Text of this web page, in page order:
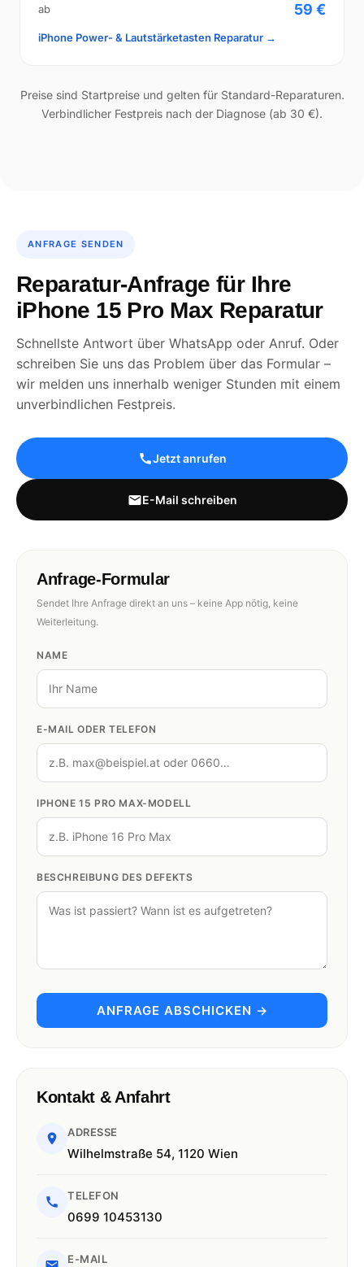
ab 59 €
iPhone Power- & Lautstärketasten Reparatur →
Preise sind Startpreise und gelten für Standard-Reparaturen.
Verbindlicher Festpreis nach der Diagnose (ab 30 €).
ANFRAGE SENDEN
Reparatur-Anfrage für Ihre
iPhone 15 Pro Max Reparatur
Schnellste Antwort über WhatsApp oder Anruf. Oder
schreiben Sie uns das Problem über das Formular –
wir melden uns innerhalb weniger Stunden mit einem
unverbindlichen Festpreis.
Jetzt anrufen
E-Mail schreiben
Anfrage-Formular
Sendet Ihre Anfrage direkt an uns – keine App nötig, keine
Weiterleitung.
NAME
E-MAIL ODER TELEFON
IPHONE 15 PRO MAX-MODELL
BESCHREIBUNG DES DEFEKTS
ANFRAGE ABSCHICKEN →
Kontakt & Anfahrt
ADRESSE
Wilhelmstraße 54, 1120 Wien
TELEFON
0699 10453130
E-MAIL